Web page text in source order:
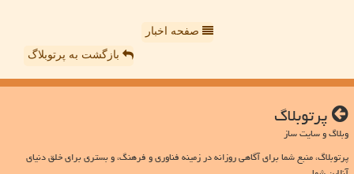
صفحه اخبار
بازگشت به پرتوبلاگ
پرتوبلاگ
وبلاگ و سایت ساز
پرتوبلاگ، منبع شما برای آگاهی روزانه در زمینه فناوری و فرهنگ، و بستری برای خلق دنیای